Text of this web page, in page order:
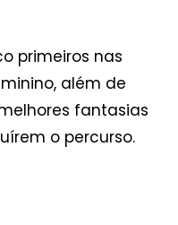
primeiros nas
além de
fantasias
o percurso.